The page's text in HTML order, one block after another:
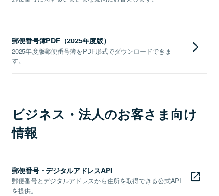
郵便番号簿PDF（2025年度版）
2025年度版郵便番号簿をPDF形式でダウンロードできま
す。
ビジネス・法人のお客さま向け
情報
郵便番号・デジタルアドレスAPI
郵便番号とデジタルアドレスから住所を取得できる公式API
を提供。